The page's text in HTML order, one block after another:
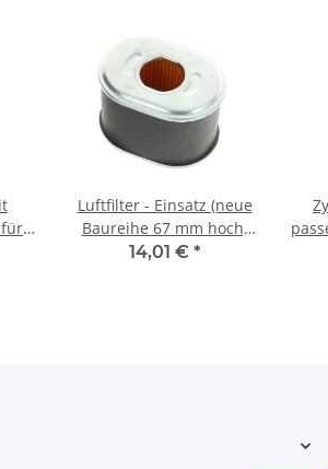
für
5
Luftfilter - Einsatz (neue
Baureihe 67 mm hoch)
passend für Lumag-
14,01 € *